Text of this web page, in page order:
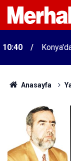
10:40
Anasayfa